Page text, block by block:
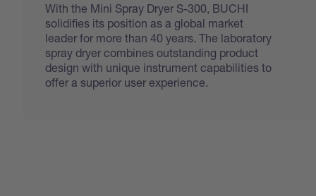
With the Mini Spray Dryer S-300, BUCHI
solidifies its position as a global market
leader for more than 40 years. The laboratory
spray dryer combines outstanding product
design with unique instrument capabilities to
offer a superior user experience.